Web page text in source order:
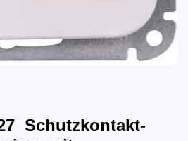
Schutzkontakt-